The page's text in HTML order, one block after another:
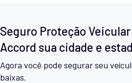
Seguro Proteção
Accord sua cidade e
Agora você pode segurar seu
baixas.